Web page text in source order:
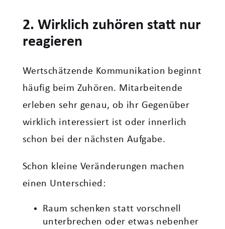
2. Wirklich zuhören statt nur
reagieren
Wertschätzende Kommunikation beginnt
häufig beim Zuhören. Mitarbeitende
erleben sehr genau, ob ihr Gegenüber
wirklich interessiert ist oder innerlich
schon bei der nächsten Aufgabe.
Schon kleine Veränderungen machen
einen Unterschied:
Raum schenken statt vorschnell
unterbrechen oder etwas nebenher